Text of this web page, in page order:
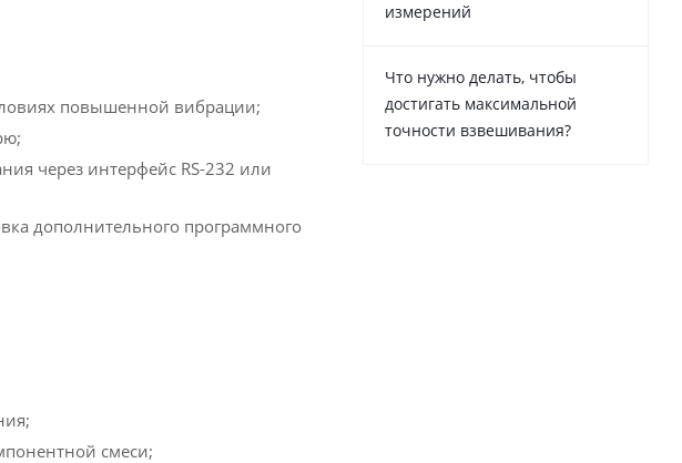
повышенной вибрации;
через интерфейс RS-232 или
дополнительного программного
смеси;
измерений
Что нужно делать, чтобы
достигать максимальной
точности взвешивания?